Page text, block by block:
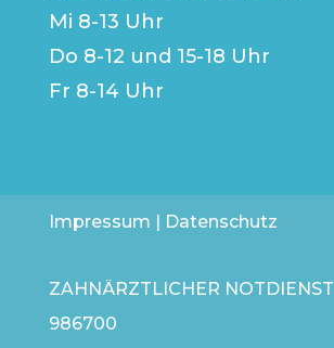
Mi 8-13 Uhr
Do 8-12 und 15-18 Uhr
Fr 8-14 Uhr
Impressum | Datenschutz
ZAHNÄRZTLICHER NOTDIENST
986700